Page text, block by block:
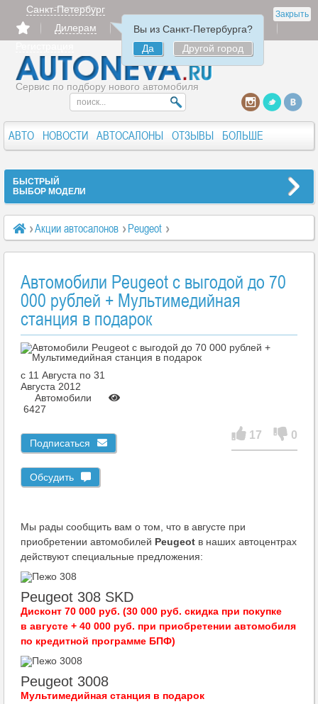
Закрыть
Санкт-Петербург
Вы из Санкт-Петербурга?
Да
Другой город
Дилерам Продать
Авторизация
Сервис по подбору нового автомобиля
АВТО НОВОСТИ АВТОСАЛОНЫ ОТЗЫВЫ БОЛЬШЕ
БЫСТРЫЙ
ВЫБОР МОДЕЛИ
Акции автосалонов
Peugeot
Автомобили Peugeot с выгодой до 70 000 рублей +
Автомобили Peugeot с выгодой до 70
000 рублей + Мультимедийная
станция в подарок
c 11 Августа по 31
Августа 2012
Автомобили
6427
Подписаться
Обсудить
17 0
Мы рады сообщить вам о том, что в августе при
приобретении автомобилей Peugeot в наших автоцентрах
действуют специальные предложения:
Peugeot 308 SKD
Дисконт 70 000 руб. (30 000 руб. скидка при покупке
в августе + 40 000 руб. при приобретении автомобиля
по кредитной программе БПФ)
Peugeot 3008
Мультимедийная станция в подарок